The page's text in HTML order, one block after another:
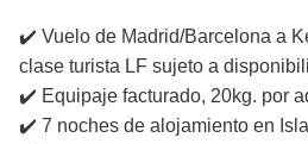
✔️ Vuelo de Madrid/Barcelona a
clase turista LF sujeto a
✔️ Equipaje facturado, 20kg. por
✔️ 7 noches de alojamiento en